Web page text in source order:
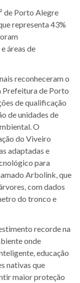
de Porto Alegre
representa 43%
áreas de
reconheceram o
Prefeitura de Porto
de qualificação
de unidades de
O
do Viveiro
adaptadas e
para
Arbolink, que
com dados
do tronco e
recorde na
onde
educação
nativas que
maior proteção